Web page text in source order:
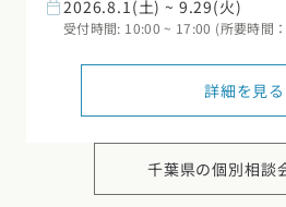
2026.8.1(土) ~ 9.29(火)
受付時間: 10:00 ~ 17:00 (所要時間
詳細を見る
千葉県の個別相談